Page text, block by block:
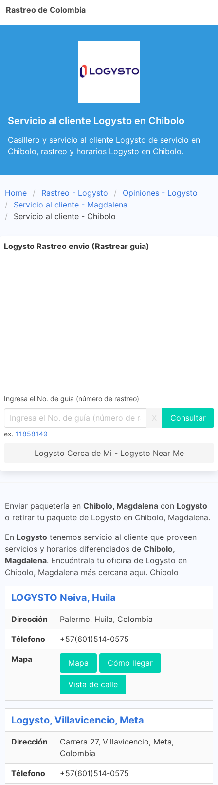
Rastreo de Colombia
Servicio al cliente Logysto en Chibolo
Casillero y servicio al cliente Logysto de servicio en
Chibolo, rastreo y horarios Logysto en Chibolo.
Home Rastreo - Logysto
Opiniones - Logysto
Servicio al cliente - Magdalena
Servicio al cliente - Chibolo
Logysto Rastreo envio (Rastrear guia)
Ingresa el No. de guía (número de rastreo)
X
ex. 11858149
Logysto Cerca de Mi - Logysto Near Me
Enviar paquetería en Chibolo, Magdalena con Logysto
o retirar tu paquete de Logysto en Chibolo, Magdalena.
En Logysto tenemos servicio al cliente que proveen
servicios y horarios diferenciados de Chibolo,
Magdalena. Encuéntrala tu oficina de Logysto en
Chibolo, Magdalena más cercana aquí. Chibolo
LOGYSTO Neiva, Huila
Dirección Palermo, Huila, Colombia
Télefono +57(601)514-0575
Mapa Mapa Cómo llegar
Vista de calle
Logysto, Villavicencio, Meta
Dirección
Carrera 27, Villavicencio, Meta,
Colombia
Télefono +57(601)514-0575